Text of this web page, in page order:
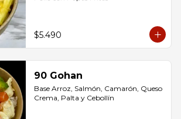
$5.490
90 Gohan
Base Arroz, Salmón, Camarón, Queso
Crema, Palta y Cebollín